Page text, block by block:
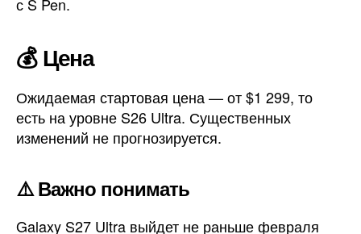
💰 Цена
Ожидаемая стартовая цена — от $1 299, то
есть на уровне S26 Ultra. Существенных
изменений не прогнозируется.
⚠️ Важно понимать
Galaxy S27 Ultra выйдет не раньше февраля